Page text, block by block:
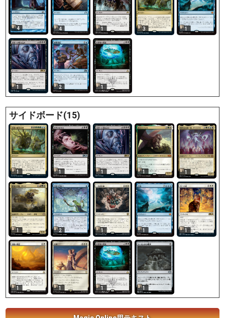
4 4 1 3 1
1 2 1
サイドボード(15)
1 1 1 1 1
1 2 1 1 1
1 1 1 1